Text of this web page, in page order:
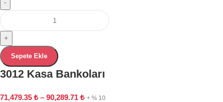
-
+
Sepete Ekle
3012 Kasa Bankoları
71,479.35 ₺ – 90,289.71 ₺ + % 10